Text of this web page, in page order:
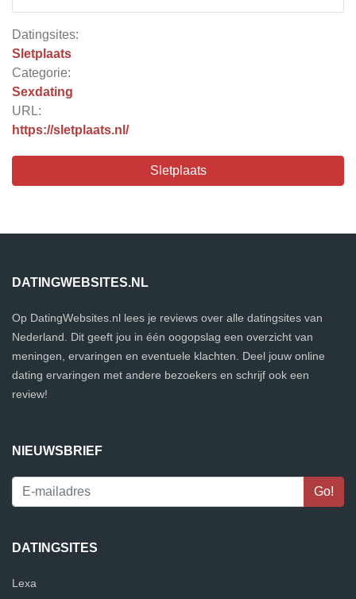
Datingsites:
Sletplaats
Categorie:
Sexdating
URL:
https://sletplaats.nl/
Sletplaats
DATINGWEBSITES.NL
Op DatingWebsites.nl lees je reviews over alle datingsites van
Nederland. Dit geeft jou in één oogopslag een overzicht van
meningen, ervaringen en eventuele klachten. Deel jouw online
dating ervaringen met andere bezoekers en schrijf ook een
review!
NIEUWSBRIEF
DATINGSITES
Lexa